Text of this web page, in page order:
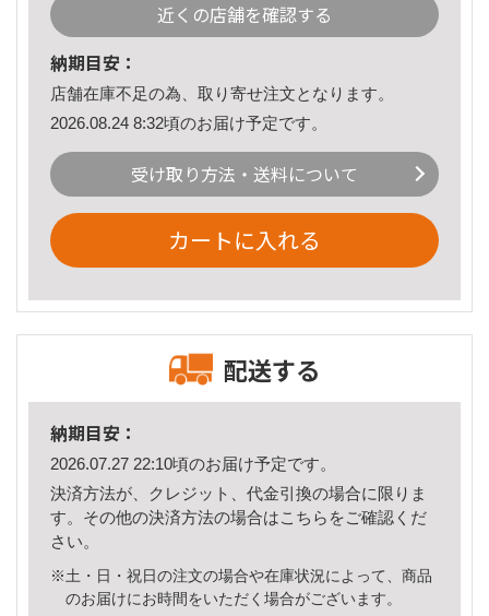
近くの店舗を確認する
納期目安：
店舗在庫不足の為、取り寄せ注文となります。
2026.08.24 8:32頃のお届け予定です。
受け取り方法・送料について
カートに入れる
配送する
納期目安：
2026.07.27 22:10頃のお届け予定です。
決済方法が、クレジット、代金引換の場合に限りま
す。その他の決済方法の場合はこちら をご確認くだ
さい。
※土・日・祝日の注文の場合や在庫状況によって、商品
のお届けにお時間をいただく場合がございます。